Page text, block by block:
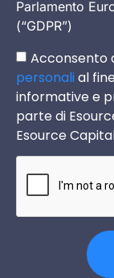
Parlamento
(“GDPR”)
Acconsento
personalial
informative e
parte di
Esource